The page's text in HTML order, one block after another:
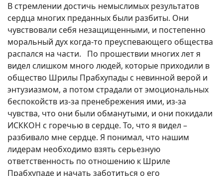
В стремлении достичь немыслимых результатов
сердца многих преданных были разбиты. Они
чувствовали себя незащищенными, и постепенно
моральный дух когда-то преуспевающего общества
распался на части. По прошествии многих лет я
видел слишком много людей, которые приходили в
общество Шрилы Прабхупады с невинной верой и
энтузиазмом, а потом страдали от эмоциональных
беспокойств из-за пренебрежения ими, из-за
чувства, что они были обманутыми, и они покидали
ИСККОН с горечью в сердце. То, что я видел –
разбивало мне сердце. Я понимал, что нашим
лидерам необходимо взять серьезную
ответственность по отношению к Шриле
Прабхупаде и начать заботиться о его